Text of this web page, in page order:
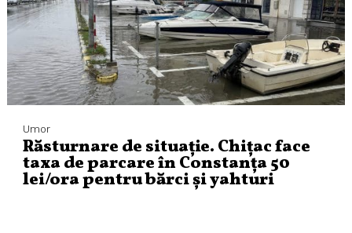
Umor
Răsturnare de situație. Chițac face
taxa de parcare în Constanța 50
lei/ora pentru bărci și yahturi